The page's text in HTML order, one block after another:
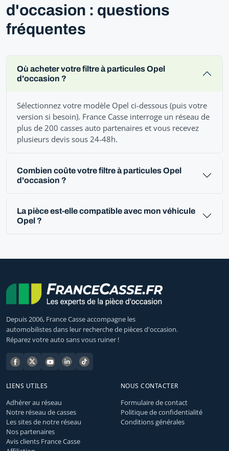
d'occasion : questions
fréquentes
Où acheter votre filtre à particules Opel
d'occasion ?
Sélectionnez votre modèle Opel ci-dessous (puis votre
version si besoin). France Casse interroge un réseau de
plus de 200 casses auto partenaires et vous recevez
plusieurs devis sous 24-48h.
Combien coûte votre filtre à particules Opel
d'occasion ?
La pièce est-elle compatible avec mon véhicule
Opel ?
Depuis 2006, France Casse accompagne les
automobilistes dans leur recherche de pièces d'occasion.
Réparez votre auto sans vous ruiner !
LIENS UTILES
Adhérer au réseau
Notre réseau de casses
Les sites de notre réseau
Nos partenaires
Avis clients France Casse
NOUS CONTACTER
Formulaire de contact
Politique de confidentialité
Conditions générales